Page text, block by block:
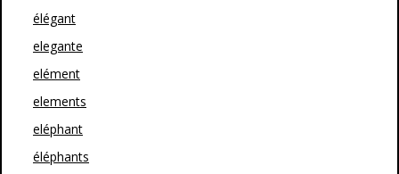
élégant
elegante
elément
elements
eléphant
éléphants